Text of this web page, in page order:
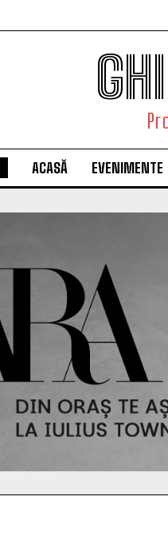
ACASĂ EVENIMENTE